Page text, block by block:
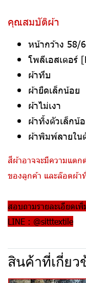
คุณสมบัติผ้า
หน้ากว้าง 58/
โพลีเอสเตอร์
ผ้าทึบ
ผ้ายืดเล็กน้อย
ผ้าไม่เงา
ผ้าทิ้งตัวเล็กน้
ผ้าพิมพ์ลายใน
สีผ้าอาจจะมีความแต
ของลูกค้า และล๊อตผ้า
สอบถามรายละเอียด
LINE : @sitttextile
สินค้าที่เกี่ยว